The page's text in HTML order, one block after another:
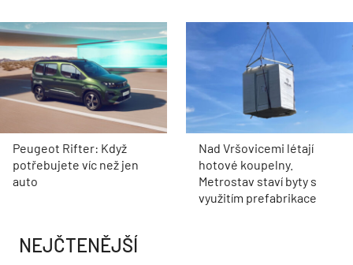
Peugeot Rifter: Když
potřebujete víc než jen
auto
Nad Vršovicemi létají
hotové koupelny.
Metrostav staví byty s
využitím prefabrikace
NEJČTENĚJŠÍ